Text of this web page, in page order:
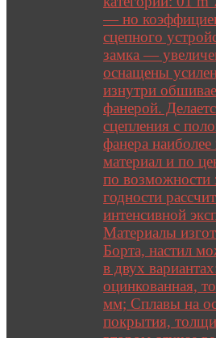
— но
сцепного
замка —
оснащены
изнутри
фанерой.
сцепления с
фанера
материал и по
по возможности
годности
интенсивной
Материалы
Борта, настил
в двух
оцинкованная,
мм; Сплавы на
покрытия,